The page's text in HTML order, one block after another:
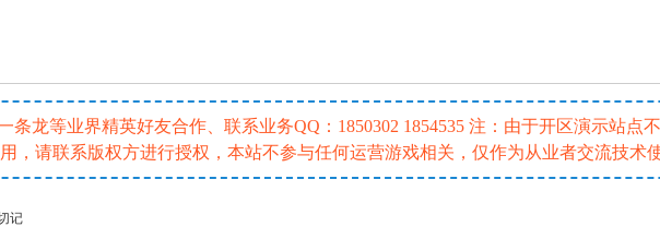
龙等业界精英好友合作、联系业务QQ：1850302 1854535 注：由于开区演示站
，请联系版权方进行授权，本站不参与任何运营游戏相关，仅作为从业者交流技
记